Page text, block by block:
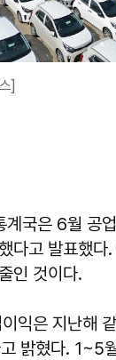
]
국은 6월 공
다고 발표했다
인 것이다.
익은 지난해
밝혔다. 1~5